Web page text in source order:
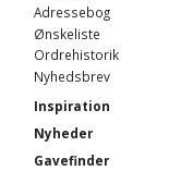
Adressebog
Ønskeliste
Ordrehistorik
Nyhedsbrev
Inspiration
Nyheder
Gavefinder